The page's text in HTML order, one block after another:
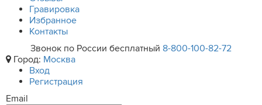
Гравировка
Избранное
Контакты
Звонок по России бесплатный 8-800-100-82-72
Город: Москва
Вход
Регистрация
Email